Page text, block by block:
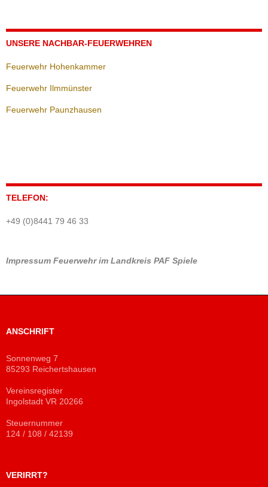
UNSERE NACHBAR-FEUERWEHREN
Feuerwehr Hohenkammer
Feuerwehr Ilmmünster
Feuerwehr Paunzhausen
TELEFON:
+49 (0)8441 79 46 33
Impressum Feuerwehr im Landkreis PAF Spiele
ANSCHRIFT
Sonnenweg 7
85293 Reichertshausen
Vereinsregister
Ingolstadt VR 20266
Steuernummer
124 / 108 / 42139
VERIRRT?